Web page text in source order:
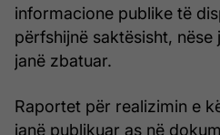
informacione publike të
përfshijnë saktësisht,
janë zbatuar.
Raportet për realizimin e
janë publikuar as në